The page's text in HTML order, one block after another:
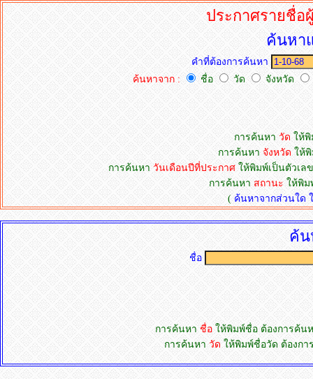
ประกาศรายชื่อ
ค้นหา
คำที่ต้องการค้นหา
ค้นหาจาก :
ชื่อ วัด จังหวัด
การค้นหา วัด ให้พิ
การค้นหา จังหวัด ให้
การค้นหา วันเดือนปีที่ประกาศให้พิมพ์เป็นตัวเล
การค้นหา สถานะ ให้พิ
( ค้นหาจากส่วนใด
ค้น
ชื่อ
การค้นหา ชื่อ ให้พิมพ์ชื่อ ต้องการค้น
การค้นหา วัด ให้พิมพ์ชื่อวัด ต้องก